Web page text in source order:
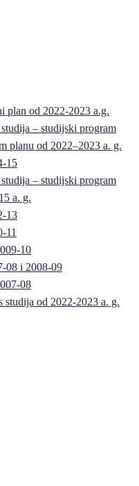
plan od 2022-2023 a.g.
– studijski program
planu od 2022–2023 a. g.
15
– studijski program
a. g.
13
11
10
08 i 2008-09
08
studija od 2022-2023 a. g.